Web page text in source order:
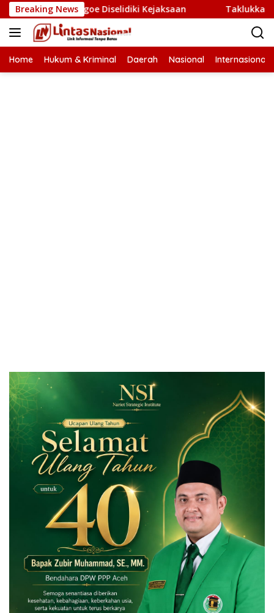
Langsung
ke
konten
Breaking News
Sagoe Diselidiki Kejaksaan Taklukkan Makmur 3-
Home Hukum & Kriminal Daerah Nasional Internasional